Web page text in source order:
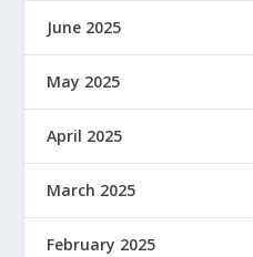
June 2025
May 2025
April 2025
March 2025
February 2025